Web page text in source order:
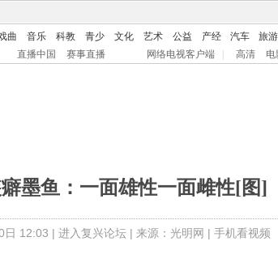
曲 音乐 科教 青少 文化 艺术 公益 产经 汽车 旅游
直播中国 赛事直播 网络电视客户端 高清 电
墨鱼：一面雄性一面雌性[图]
日 12:03 | 进入复兴论坛| 来源： 光明网 | 手机看视频